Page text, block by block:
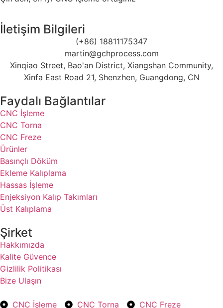
İletişim Bilgileri
(+86) 18811175347
martin@gchprocess.com
Xinqiao Street, Bao'an District, Xiangshan Community,
Xinfa East Road 21, Shenzhen, Guangdong, CN
Faydalı Bağlantılar
CNC İşleme
CNC Torna
CNC Freze
Ürünler
Basınçlı Döküm
Ekleme Kalıplama
Hassas İşleme
Enjeksiyon Kalıp Takımları
Üst Kalıplama
Şirket
Hakkımızda
Kalite Güvence
Gizlilik Politikası
Bize Ulaşın
CNC İşleme CNC Torna CNC Freze